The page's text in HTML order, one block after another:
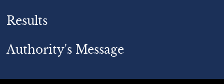
Results
Authority's Message